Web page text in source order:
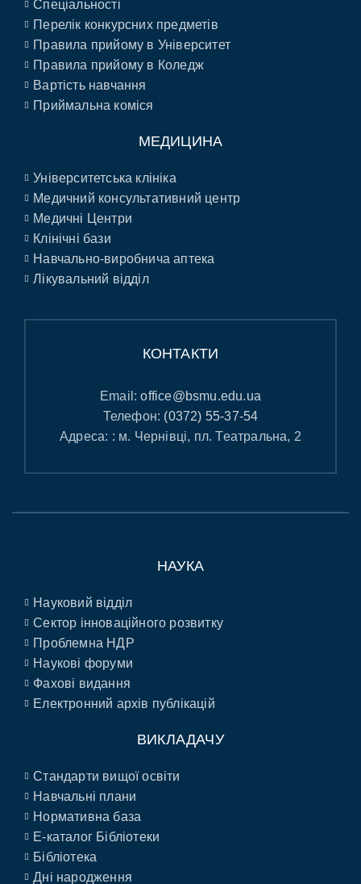
Спеціальності
Перелік конкурсних предметів
Правила прийому в Університет
Правила прийому в Коледж
Вартість навчання
Приймальна коміся
МЕДИЦИНА
Університетська клініка
Медичний консультативний центр
Медичні Центри
Клінічні бази
Навчально-виробнича аптека
Лікувальний відділ
КОНТАКТИ
Email:office@bsmu.edu.ua
Телефон: (0372) 55-37-54
Адреса: : м. Чернівці, пл. Театральна, 2
НАУКА
Науковий відділ
Сектор інноваційного розвитку
Проблемна НДР
Наукові форуми
Фахові видання
Електронний архів публікацій
ВИКЛАДАЧУ
Стандарти вищої освіти
Навчальні плани
Нормативна база
E-каталог Бібліотеки
Бібліотека
Дні народження